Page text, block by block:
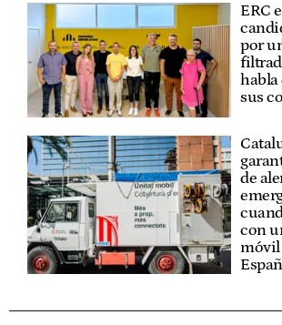
ERC
por
habla
sus
de
con
móvil